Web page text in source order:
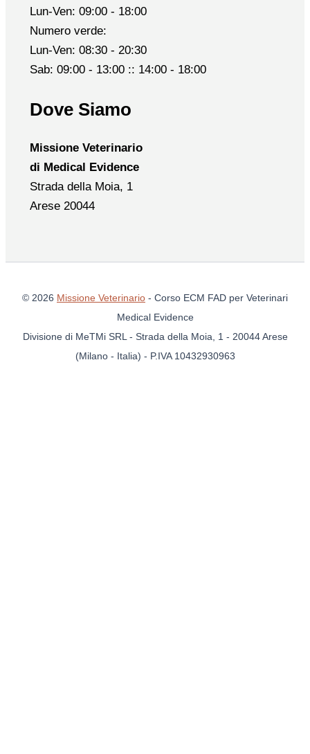
Lun-Ven: 09:00 - 18:00
Numero verde:
Lun-Ven: 08:30 - 20:30
Sab: 09:00 - 13:00 :: 14:00 - 18:00
Dove Siamo
Missione Veterinario
di Medical Evidence
Strada della Moia, 1
Arese 20044
© 2026 Missione Veterinario - Corso ECM FAD per Veterinari
Medical Evidence
Divisione di MeTMi SRL - Strada della Moia, 1 - 20044 Arese
(Milano - Italia) - P.IVA 10432930963